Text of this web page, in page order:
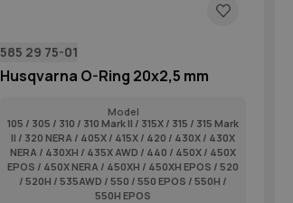
585 29 75-01
Husqvarna O-Ring 20x2,5 mm
Model
105 / 305 / 310 / 310 Mark II / 315X / 315 / 315 Mark
II / 320 NERA / 405X / 415X / 420 / 430X / 430X
NERA / 430XH / 435X AWD / 440 / 450X / 450X
EPOS / 450X NERA / 450XH / 450XH EPOS / 520
/ 520H / 535AWD / 550 / 550 EPOS / 550H /
550H EPOS